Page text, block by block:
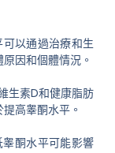
以通過治療和生
因和個體情況。
生素D和健康脂肪
高睾酮水平。
酮水平可能影響